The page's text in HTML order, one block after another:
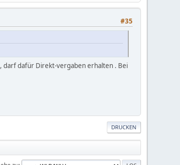
#35
darf dafür Direkt-vergaben erhalten . Bei
DRUCKEN